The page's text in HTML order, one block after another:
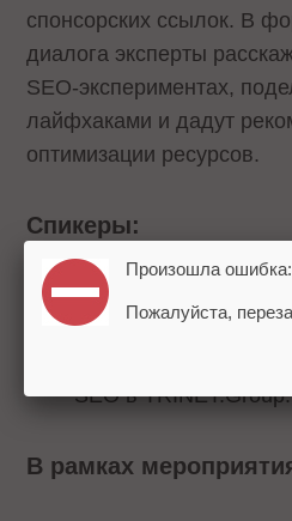
спонсорских ссылок. В
диалога эксперты
SEO-экспериментах,
лайфхаками и дадут
оптимизации ресурсов.
Спикеры:
Александр Шестаков,
продукта Links.Sape,
SEO в TRINET.Group.
В рамках
Произошла ошибка:
Пожалуйста,